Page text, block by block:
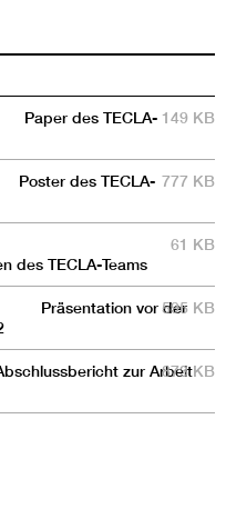
Paper des TECLA- 149 KB
Poster des TECLA- 777 KB
des TECLA-Teams
61 KB
Präsentation vor der595 KB
zur Arbeit
873 KB